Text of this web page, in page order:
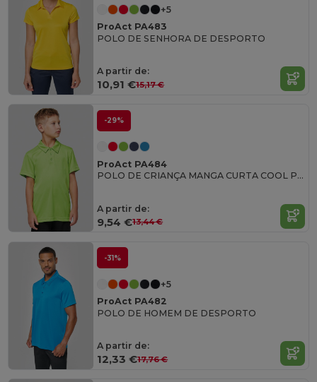
+5
ProAct PA483
POLO DE SENHORA DE DESPORTO
A partir de:
10,91 €15,17 €
-29%
ProAct PA484
POLO DE CRIANÇA MANGA CURTA COOL PLUS®
A partir de:
9,54 €13,44 €
-31%
+5
ProAct PA482
POLO DE HOMEM DE DESPORTO
A partir de:
12,33 €17,76 €